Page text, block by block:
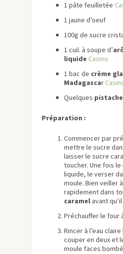
1 pâte feuilletée
1 jaune d’oeuf
100g de sucre
1 cuil. à soupe d’
liquide Casino
1 bac de crème
Madagascar
Quelques
Préparation :
Commencer par
mettre le sucre
laisser le sucre
toucher. Une fois le
liquide, le verser
moule. Bien veiller
rapidement dans
caramel avant
Préchauffer le four
Rincer à l’eau claire
couper en deux et
moule faces